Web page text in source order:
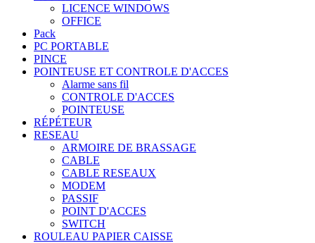
LICENCE WINDOWS
OFFICE
Pack
PC PORTABLE
PINCE
POINTEUSE ET CONTROLE D'ACCES
Alarme sans fil
CONTROLE D'ACCES
POINTEUSE
RÉPÉTEUR
RESEAU
ARMOIRE DE BRASSAGE
CABLE
CABLE RESEAUX
MODEM
PASSIF
POINT D'ACCES
SWITCH
ROULEAU PAPIER CAISSE